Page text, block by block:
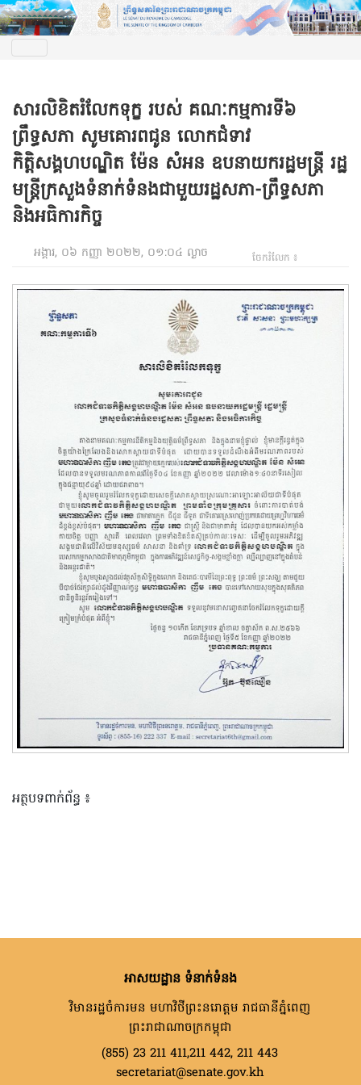
សារលិខិតរំលែកទុក្ខ របស់ គណៈកម្មការទី៦
ព្រឹទ្ធសភា សូមគោរពជូន លោកជំទាវ
កិត្តិសង្គហបណ្ឌិត ម៉ែន សំអន ឧបនាយករដ្ឋមន្ត្រី រដ្ឋ
មន្ត្រីក្រសួងទំនាក់ទំនងជាមួយរដ្ឋសភា-ព្រឹទ្ធសភា
និងអធិការកិច្ច
អង្គារ, ០៦ កញ្ញា ២០២២, ០១:០៤ ល្ងាច ចែករំលែក ៖
អត្ថបទពាក់ព័ន្ធ ៖
អាសយដ្ឋាន ទំនាក់ទំនង
វិមានរដ្ឋចំការមន មហាវិថីព្រះនរោត្តម រាជធានីភ្នំពេញ
ព្រះរាជាណាចក្រកម្ពុជា
(855) 23 211 411,211 442, 211 443
secretariat@senate.gov.kh